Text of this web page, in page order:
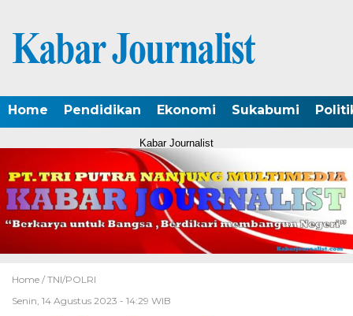
Home Pendidikan Ekonomi Sukabumi
Kabar Journalist
Home / TNI/POLRI
Senin, 14 Agustus 2023 - 14:29 WIB